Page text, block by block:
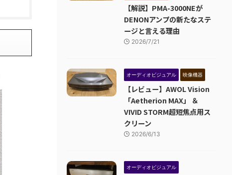
【解説】PMA-3000NEが
DENONアンプの新たなステ
ージと言える理由
2026/7/21
オーディオビジュアル 映像機器
【レビュー】AWOL Vision
「Aetherion MAX」 ＆
VIVID STORM超短焦点用ス
クリーン
2026/6/13
オーディオビジュアル